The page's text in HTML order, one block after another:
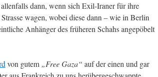
allenfalls dann, wenn sich Exil-Iraner für ihre
wagen, wobei diese dann – wie in Berlin
Anhänger des früheren Schahs angepöbelt
von gutem „Free Gaza“ auf der einen und gar